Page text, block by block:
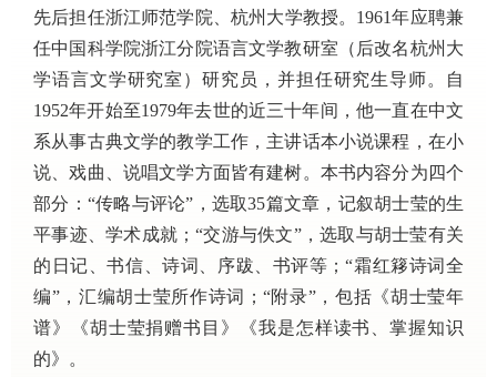
先后担任浙江师范学院、杭州大学教授。1961年应聘兼
任中国科学院浙江分院语言文学教研室（后改名杭州大
学语言文学研究室）研究员，并担任研究生导师。自
1952年开始至1979年去世的近三十年间，他一直在中文
系从事古典文学的教学工作，主讲话本小说课程，在小
说、戏曲、 说唱文学方面皆有建树。本书内容分为四个
部分：“传略与评论”，选取35篇文章，记叙胡士莹的生
平事迹、学术成就；“交游与佚文”，选取与胡士莹有关
的日记、书信、诗词、序跋、书评等；“霜红簃诗词全
编”，汇编胡士莹所作诗词；“附录”，包括《胡士莹年
谱》《胡士莹捐赠书目》《我是怎样读书、掌握知识
的》。